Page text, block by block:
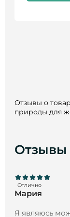
Отзывы о
природы для
Отзывы
Отлично
Мария
Я являюсь